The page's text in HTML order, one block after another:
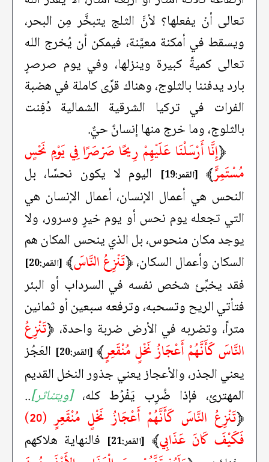
تعالى أنْ يفعلها؟ لأنَّ الثلج يتبخَّر مِن البحر،
ويسقط في أمكنة معيَّنة، فيمكن أن يُخرج الله
تعالى كميةً كبيرة وينزلها، وفي يوم صرصرٍ
بارد يدفننا بالثلوج، وهناك قرًى كاملة في هضبة
الفرات في تركيا الشرقية الشمالية دُفِنت
بالثلوج، وما خرج منها إنسانٌ حيٌّ.
﴿إِنَّا أَرْسَلْنَا عَلَيْهِمْ رِيحًا صَرْصَرًا فِي يَوْمِ نَحْسٍ
مُسْتَمِرٍّ﴾ [القمر:19]
اليوم لا يكون نحسًا، بل
النحس هي أعمال الإنسان، أعمال الإنسان هي
التي تجعله يوم نحس أو يوم خيرٍ وسرور، ولا
يوجد مكان منحوس، بل الذي ينحس المكان هم
السكان وأعمال السكان،﴿تَنْزِعُ النَّاسَ﴾ [القمر:20]
فقد يخبِّئ شخص نفسه في السرداب أو البئر
فتأتي الريح وتسحبه، وترفعه سبعين أو ثمانين
متراً، وتضربه في الأرض ضربة واحدة، ﴿تَنْزِعُ
النَّاسَ كَأَنَّهُمْ أَعْجَازُ نَخْلٍ مُنْقَعِرٍ﴾ [القمر:20]
العَجُز
يعني الجذر، والأعجاز يعني جذور النخل القديم
المهترئ، فإذا ضُرِب يَفْرُط كله،[ويتناثر]..
﴿
تَنْزِعُ النَّاسَ كَأَنَّهُمْ أَعْجَازُ نَخْلٍ مُنْقَعِرٍ (20)
فَكَيْفَ كَانَ عَذَابِي﴾ [القمر:21]
فالنهاية هلاكهم